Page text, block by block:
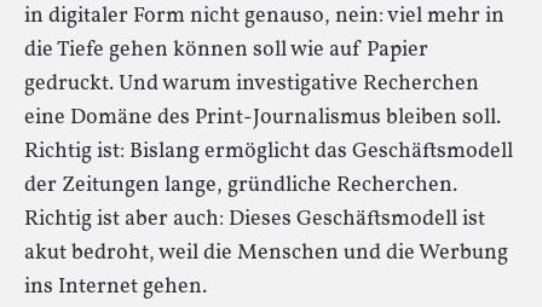
in digitaler Form nicht genauso, nein: viel mehr in
die Tiefe gehen können soll wie auf Papier
gedruckt. Und warum investigative Recherchen
eine Domäne des Print-Journalismus bleiben soll.
Richtig ist: Bislang ermöglicht das Geschäftsmodell
der Zeitungen lange, gründliche Recherchen.
Richtig ist aber auch: Dieses Geschäftsmodell ist
akut bedroht, weil die Menschen und die Werbung
ins Internet gehen.